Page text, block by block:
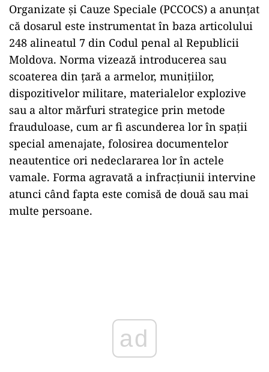
Organizate și Cauze Speciale (PCCOCS) a anunțat
că dosarul este instrumentat în baza articolului
248 alineatul 7 din Codul penal al Republicii
Moldova. Norma vizează introducerea sau
scoaterea din țară a armelor, munițiilor,
dispozitivelor militare, materialelor explozive
sau a altor mărfuri strategice prin metode
frauduloase, cum ar fi ascunderea lor în spații
special amenajate, folosirea documentelor
neautentice ori nedeclararea lor în actele
vamale. Forma agravată a infracțiunii intervine
atunci când fapta este comisă de două sau mai
multe persoane.
ad